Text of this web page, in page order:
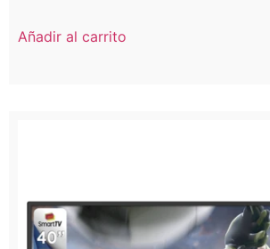
Añadir al carrito